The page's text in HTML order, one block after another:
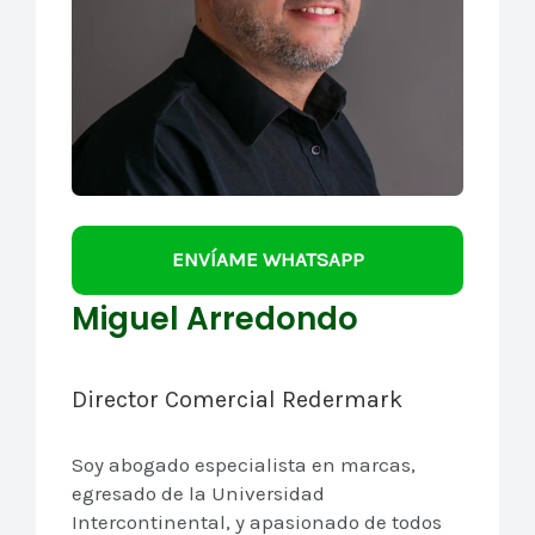
ENVÍAME WHATSAPP
Miguel Arredondo
Director Comercial Redermark
Soy abogado especialista en marcas,
egresado de la Universidad
Intercontinental, y apasionado de todos